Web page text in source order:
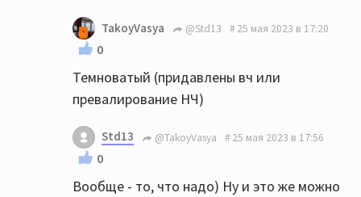
TakoyVasya @Std13 25 мая 2023 в 17:20
0
Темноватый (придавлены вч или
превалирование НЧ)
Std13 @TakoyVasya 25 мая 2023 в 17:56
0
Вообще - то, что надо) Ну и это же можно